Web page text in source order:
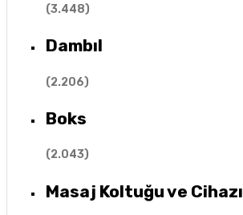
(3.448)
Dambıl
(2.206)
Boks
(2.043)
Masaj Koltuğu ve Cihazı